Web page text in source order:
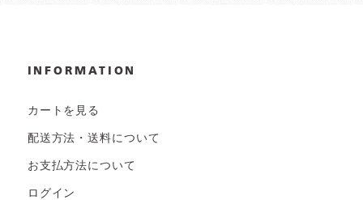
INFORMATION
カートを見る
配送方法・送料について
お支払方法について
ログイン